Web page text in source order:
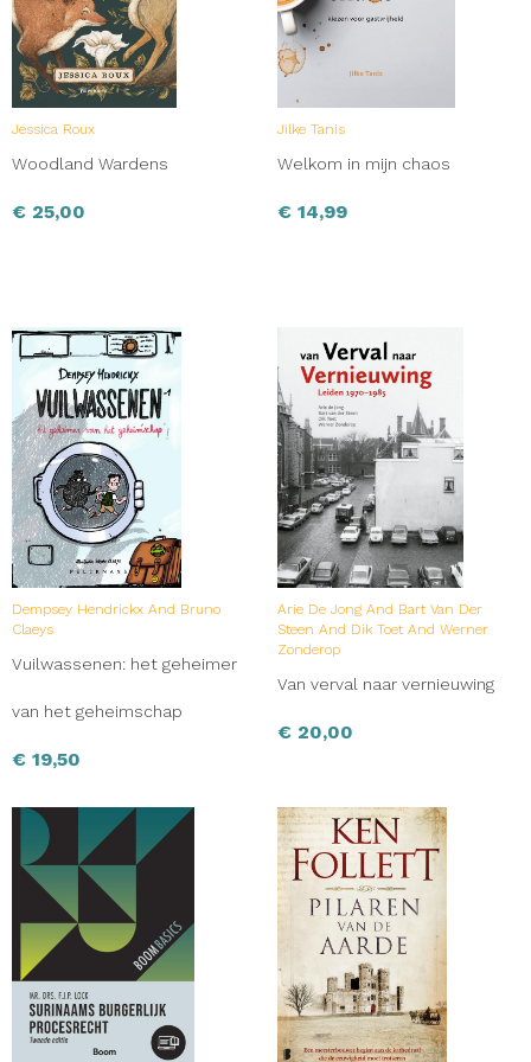
Jessica Roux
Woodland Wardens
€ 25,00
Jilke Tanis
Welkom in mijn chaos
€ 14,99
Dempsey Hendrickx And Bruno
Claeys
Vuilwassenen: het geheimer
van het geheimschap
€ 19,50
Arie De Jong And Bart Van Der
Steen And Dik Toet And Werner
Zonderop
Van verval naar vernieuwing
€ 20,00